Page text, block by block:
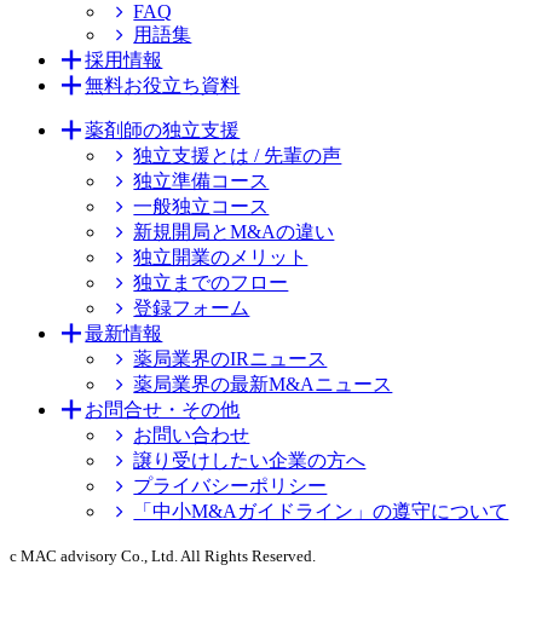
FAQ
用語集
採用情報
無料お役立ち資料
薬剤師の独立支援
独立支援とは / 先輩の声
独立準備コース
一般独立コース
新規開局とM&Aの違い
独立開業のメリット
独立までのフロー
登録フォーム
最新情報
薬局業界のIRニュース
薬局業界の最新M&Aニュース
お問合せ・その他
お問い合わせ
譲り受けしたい企業の方へ
プライバシーポリシー
「中小M&Aガイドライン」の遵守について
c MAC advisory Co., Ltd. All Rights Reserved.